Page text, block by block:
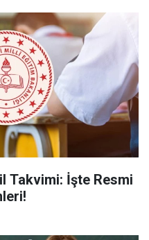
Takvimi: İşte Resmi